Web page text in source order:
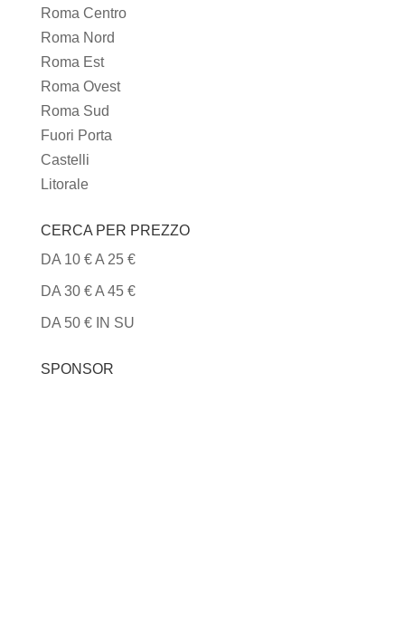
DI
CUCINA
Roma Centro
Roma Nord
Roma Est
Roma Ovest
Roma Sud
Fuori Porta
Castelli
Litorale
CERCA PER PREZZO
DA 10 € A 25 €
DA 30 € A 45 €
DA 50 € IN SU
SPONSOR